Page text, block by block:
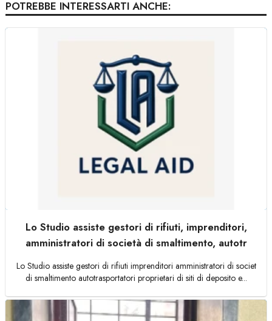
POTREBBE INTERESSARTI ANCHE:
Lo Studio assiste gestori di rifiuti, imprenditori,
amministratori di società di smaltimento, autotr
Lo Studio assiste gestori di rifiuti imprenditori amministratori di societ
di smaltimento autotrasportatori proprietari di siti di deposito e...